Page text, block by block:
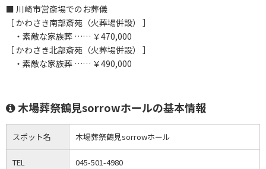
■ 川崎市営斎場でのお葬儀
［ かわさき南部斎苑（火葬場併設） ］
・素敵な家族葬 …… ￥470,000
［ かわさき北部斎苑（火葬場併設） ］
・素敵な家族葬 …… ￥490,000
木場葬祭鶴見sorrowホールの基本情報
スポット名 木場葬祭鶴見sorrowホール
TEL
045-501-4980